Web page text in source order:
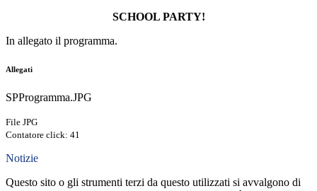
SCHOOL PARTY!
In allegato il programma.
Allegati
SPProgramma.JPG
File JPG
Contatore click: 41
Notizie
Questo sito o gli strumenti terzi da questo utilizzati si avvalgono di